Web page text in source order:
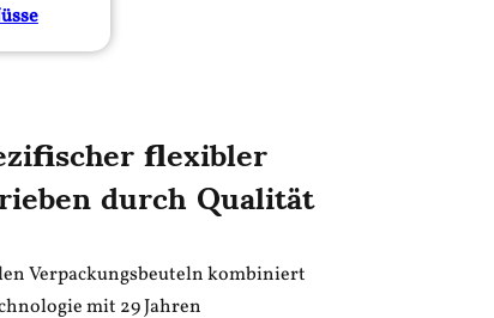
flexibler
durch Qualität
Verpackungsbeuteln kombiniert
mit 29 Jahren